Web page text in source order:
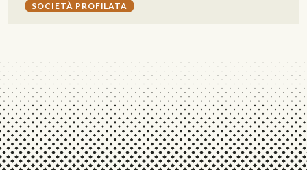
SOCIETÀ PROFILATA